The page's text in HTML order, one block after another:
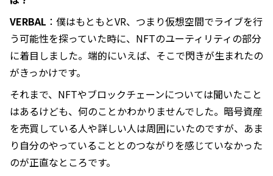
VERBAL ：僕はもともとVR、つまり仮想空間でライブを行
う可能性を探っていた時に、NFTのユーティリティの部分
に着目しました。端的にいえば、そこで閃きが生まれたの
がきっかけです。
それまで、NFTやブロックチェーンについては聞いたこと
はあるけども、何のことかわかりませんでした。暗号資産
を売買している人や詳しい人は周囲にいたのですが、あま
り自分のやっていることとのつながりを感じていなかった
のが正直なところです。